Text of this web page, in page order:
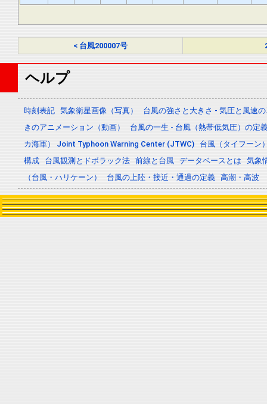
< 台風200007号
ヘルプ
時刻表記 気象衛星画像（写真）
台風の強さと大きさ - 気圧と風速
きのアニメーション（動画）
台風の一生 - 台風（熱帯低気圧）の定
カ海軍） Joint Typhoon Warning Center (JTWC)
台風（タイフーン
構成
台風観測とドボラック法 前線と台風 データベースとは
気象
（台風・ハリケーン）
台風の上陸・接近・通過の定義 高潮・高波